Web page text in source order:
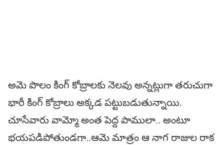
అమె పొలం కింగ్ కోబ్రాలకు నెలవు అన్నట్లుగా తరుచుగా
భారీ కింగ్ కోబ్రాలు అక్కడ పట్టుబడుతున్నాయి.
చూసేవారు వామ్మో అంత పెద్ద పాములా.. అంటూ
భయపడిపోతుండగా..ఆమె మాత్రం ఆ నాగ రాజుల రాక